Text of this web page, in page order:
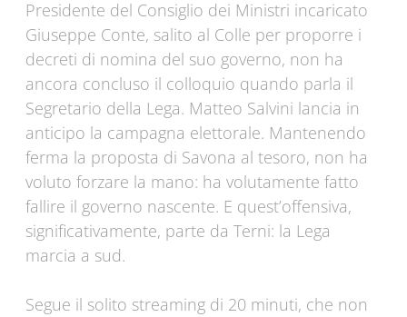
Presidente del Consiglio dei Ministri incaricato
Giuseppe Conte, salito al Colle per proporre i
decreti di nomina del suo governo, non ha
ancora concluso il colloquio quando parla il
Segretario della Lega. Matteo Salvini lancia in
anticipo la campagna elettorale. Mantenendo
ferma la proposta di Savona al tesoro, non ha
voluto forzare la mano: ha volutamente fatto
fallire il governo nascente. E quest’offensiva,
significativamente, parte da Terni: la Lega
marcia a sud.
Segue il solito streaming di 20 minuti, che non